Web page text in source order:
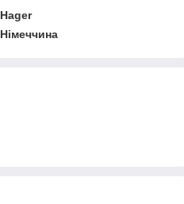
Hager
Німеччина